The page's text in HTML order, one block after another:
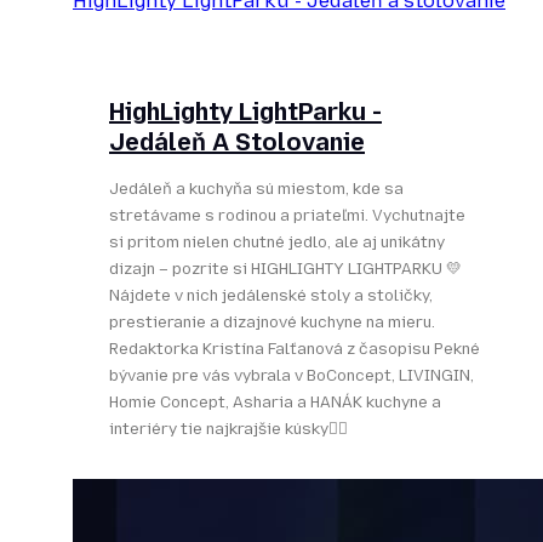
HighLighty LightParku -
Jedáleň A Stolovanie
Jedáleň a kuchyňa sú miestom, kde sa
stretávame s rodinou a priateľmi. Vychutnajte
si pritom nielen chutné jedlo, ale aj unikátny
dizajn – pozrite si HIGHLIGHTY LIGHTPARKU 💛
Nájdete v nich jedálenské stoly a stoličky,
prestieranie a dizajnové kuchyne na mieru.
Redaktorka Kristína Falťanová z časopisu Pekné
bývanie pre vás vybrala v BoConcept, LIVINGIN,
Homie Concept, Asharia a HANÁK kuchyne a
interiéry tie najkrajšie kúsky👌🏻